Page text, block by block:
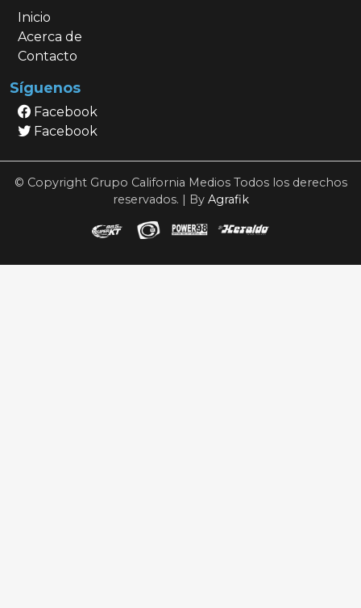
Inicio
Acerca de
Contacto
Síguenos
Facebook
Facebook
© Copyright Grupo California Medios Todos los derechos
reservados. | By Agrafik